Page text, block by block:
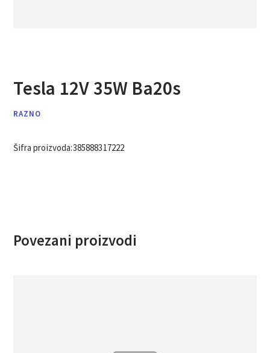
Tesla 12V 35W Ba20s
RAZNO
Šifra proizvoda:385888317222
Povezani proizvodi